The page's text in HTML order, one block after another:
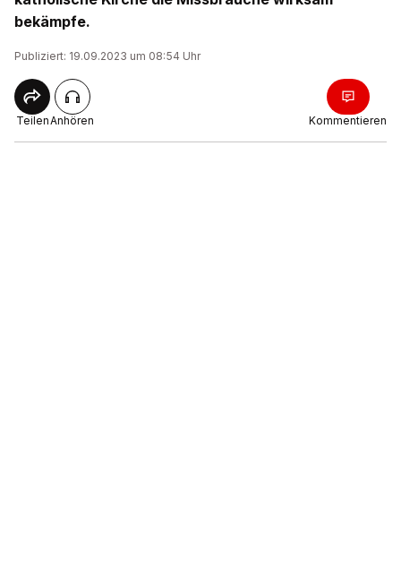
bekämpfe.
Publiziert: 19.09.2023 um 08:54 Uhr
TeilenAnhören Kommentieren